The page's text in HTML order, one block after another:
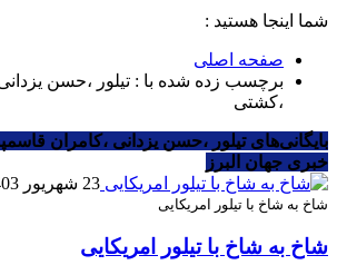
شما اینجا هستید :
صفحه اصلی
برچسب زده شده با : تیلور ،حسن
،کشتی
بایگانی‌های تیلور ،حسن یزدانی ،کامران
خبری جهان البرز
23 شهریور 1403
شاخ به شاخ با تیلور امریکایی
شاخ به شاخ با تیلور امریکایی